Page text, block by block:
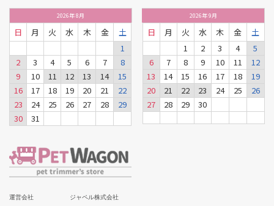
2026年8月
日 月 火 水 木 金
土
1
2
3 4 5 6 7
8
9
10 11 12 13 14
15
16
17 18 19 20 21
22
23
24 25 26 27 28
29
30
31
2026年9月
日 月 火 水 木 金
土
1
2 3 4
5
6
7 8 9 10 11
12
13
14 15 16 17 18
19
20
21 22 23 24 25
26
27
28 29 30
運営会社
ジャペル株式会社